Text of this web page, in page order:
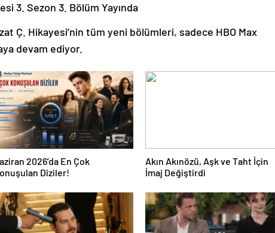
Ç. Hikayesi’nin tüm yeni bölümleri, sadece HBO Max
devam ediyor.
2026’da En Çok
Diziler!
Akın Akınözü, Aşk ve Taht İçin
İmaj Değiştirdi